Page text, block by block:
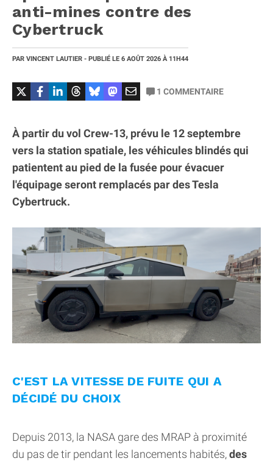
anti-mines contre des
Cybertruck
PAR VINCENT LAUTIER - PUBLIÉ LE 6 AOÛT 2026 À 11H44
1 COMMENTAIRE
À partir du vol Crew-13, prévu le 12 septembre
vers la station spatiale, les véhicules blindés qui
patientent au pied de la fusée pour évacuer
l'équipage seront remplacés par des Tesla
Cybertruck.
C'EST LA VITESSE DE FUITE QUI A
DÉCIDÉ DU CHOIX
Depuis 2013, la NASA gare des MRAP à proximité
du pas de tir pendant les lancements habités,des